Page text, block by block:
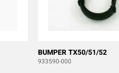
BUMPER TX50/51/52
933590-000